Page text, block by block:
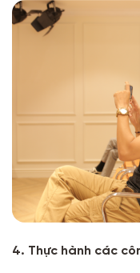
4. Thực hành các